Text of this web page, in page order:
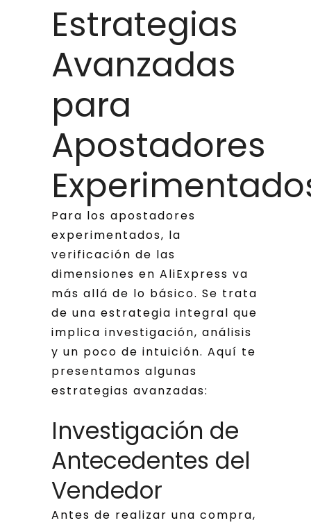
Estrategias
Avanzadas
para
Apostadores
Para los apostadores
experimentados, la
verificación de las
dimensiones en AliExpress va
más allá de lo básico. Se trata
de una estrategia integral que
implica investigación, análisis
y un poco de intuición. Aquí te
presentamos algunas
estrategias avanzadas:
Investigación de
Antecedentes del
Vendedor
Antes de realizar una compra,